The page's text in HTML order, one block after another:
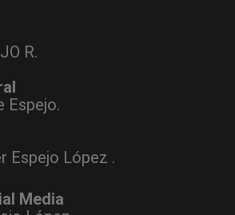
R.
Espejo.
Espejo López .
Media